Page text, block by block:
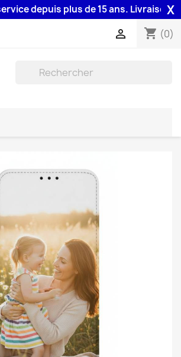
depuis plus de 15 ans. Livraison 48H
X
shopping_cart (0)
